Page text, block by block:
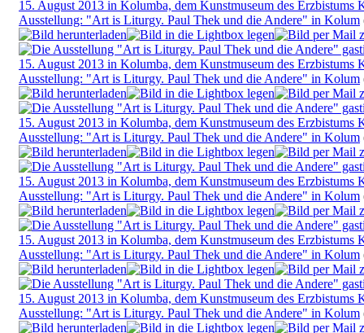
Ausstellung: "Art is Liturgy. Paul Thek und die Andere" in Kolum
Ausstellung: "Art is Liturgy. Paul Thek und die Andere" in Kolum
Ausstellung: "Art is Liturgy. Paul Thek und die Andere" in Kolum
Ausstellung: "Art is Liturgy. Paul Thek und die Andere" in Kolum
Ausstellung: "Art is Liturgy. Paul Thek und die Andere" in Kolum
Ausstellung: "Art is Liturgy. Paul Thek und die Andere" in Kolum